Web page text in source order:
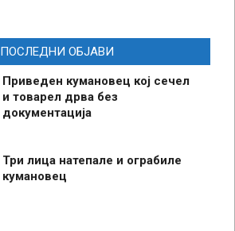
ПОСЛЕДНИ ОБЈАВИ
Приведен кумановец кој сечел
и товарел дрва без
документација
Три лица натепале и ограбиле
кумановец